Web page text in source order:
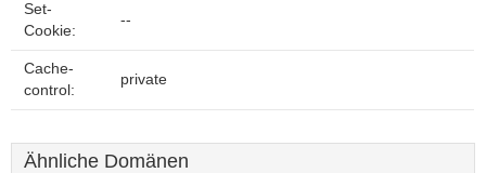
Set-
Cookie:
--
Cache-
control:
private
Ähnliche Domänen